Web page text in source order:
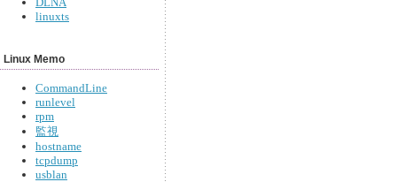
linuxts
Linux Memo
CommandLine
runlevel
rpm
監視
hostname
tcpdump
usblan